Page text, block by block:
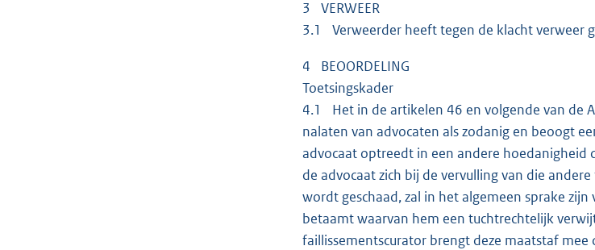
3 VERWEER
3.1 Verweerder heeft tegen de klacht verweer
4 BEOORDELING
Toetsingskader
4.1 Het in de artikelen 46 en volgende van de
nalaten van advocaten als zodanig en beoogt
advocaat optreedt in een andere
de advocaat zich bij de vervulling van die
wordt geschaad, zal in het algemeen sprake
betaamt waarvan hem een tuchtrechtelijk
faillissementscurator brengt deze maatstaf